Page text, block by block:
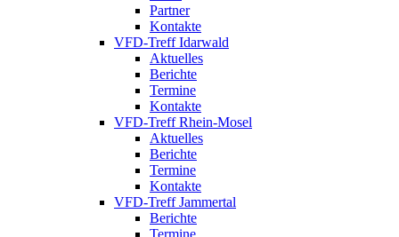
Partner
Kontakte
VFD-Treff Idarwald
Aktuelles
Berichte
Termine
Kontakte
VFD-Treff Rhein-Mosel
Aktuelles
Berichte
Termine
Kontakte
VFD-Treff Jammertal
Berichte
Termine